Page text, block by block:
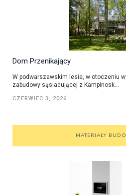
Dom Przenikający
W podwarszawskim lesie, w otoczeniu
zabudowy sąsiadującej z Kampinosk...
CZERWIEC 3, 2026
MATERIAŁY